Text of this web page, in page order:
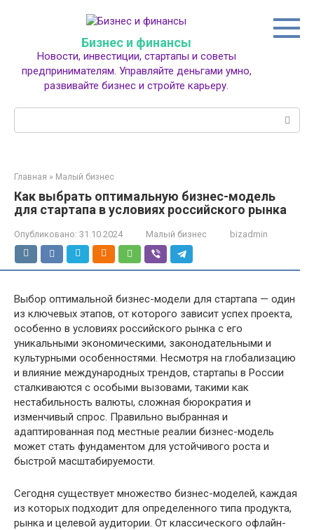
Бизнес и финансы
Новости, инвестиции, стартапы и советы
предпринимателям. Управляйте деньгами умно,
развивайте бизнес и стройте карьеру.
Главная » Малый бизнес
Как выбрать оптимальную бизнес-модель
для стартапа в условиях российского рынка
Опубликовано: 31.10.2024 Малый бизнес bizadmin
Выбор оптимальной бизнес-модели для стартапа — один
из ключевых этапов, от которого зависит успех проекта,
особенно в условиях российского рынка с его
уникальными экономическими, законодательными и
культурными особенностями. Несмотря на глобализацию
и влияние международных трендов, стартапы в России
сталкиваются с особыми вызовами, такими как
нестабильность валюты, сложная бюрократия и
изменчивый спрос. Правильно выбранная и
адаптированная под местные реалии бизнес-модель
может стать фундаментом для устойчивого роста и
быстрой масштабируемости.
Сегодня существует множество бизнес-моделей, каждая
из которых подходит для определенного типа продукта,
рынка и целевой аудитории. От классического офлайн-